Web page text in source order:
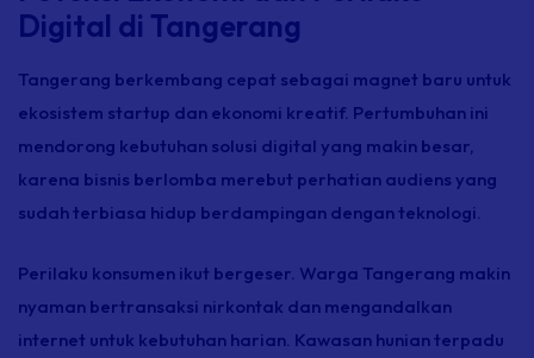
Digital di Tangerang
Tangerang berkembang cepat sebagai magnet baru untuk
ekosistem startup dan ekonomi kreatif. Pertumbuhan ini
mendorong kebutuhan solusi digital yang makin besar,
karena bisnis berlomba merebut perhatian audiens yang
sudah terbiasa hidup berdampingan dengan teknologi.
Perilaku konsumen ikut bergeser. Warga Tangerang makin
nyaman bertransaksi nirkontak dan mengandalkan
internet untuk kebutuhan harian. Kawasan hunian terpadu